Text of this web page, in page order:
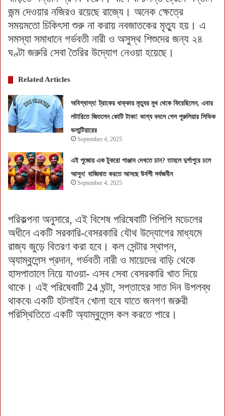
জন্ম দেওয়ার নজিরও রয়েছে রাজ্যে। অনেক ক্ষেত্রে
সময়মতো চিকিৎসা শুরু না করায় নবজাতকের মৃত্যু হয়। এ
সমস্যা সমাধানে গর্ভবতী নারী ও অসুস্থ শিশুদের জন্য ২৪
ঘণ্টা জরুরি সেবা তৈরির উদ্যোগ নেওয়া হয়েছে।
Related Articles
অবিশ্বাস্য! ট্রাকের ধাক্কায় মৃত্যুর মুখ থেকে ফিরেছিলেন, এবার
লটারিতে জিতলেন কোটি টাকা! ভাগ্য বদলে গেল পুরুলিয়ার সিভিক
ভলান্টিয়ারের
September 4, 2025
এই পুজোয় এক টুকরো পাঞ্জাব দেখতে চান? তাহলে দুর্গাপুরে চলে
আসুন! বাজিমাত করতে আসছে উর্বশী সর্বজনীন
September 4, 2025
পরিকল্পনা অনুসারে, এই বিশেষ পরিষেবাটি পিপিপি মডেলের
অধীনে একটি সরকারি-বেসরকারি যৌথ উদ্যোগের মাধ্যমে
রাজ্য জুড়ে বিতরণ করা হবে। কল সেন্টার স্থাপন,
অ্যাম্বুলেন্স প্রদান, গর্ভবতী নারী ও মায়েদের বাড়ি থেকে
হাসপাতালে নিয়ে যাওয়া- এসব সেবা বেসরকারি খাত দিয়ে
থাকে। এই পরিষেবাটি 24 ঘন্টা, সপ্তাহের সাত দিন উপলব্ধ
থাকবে৷ একটি হটলাইন খোলা হবে যাতে জনগণ জরুরী
পরিস্থিতিতে একটি অ্যাম্বুলেন্স কল করতে পারে।